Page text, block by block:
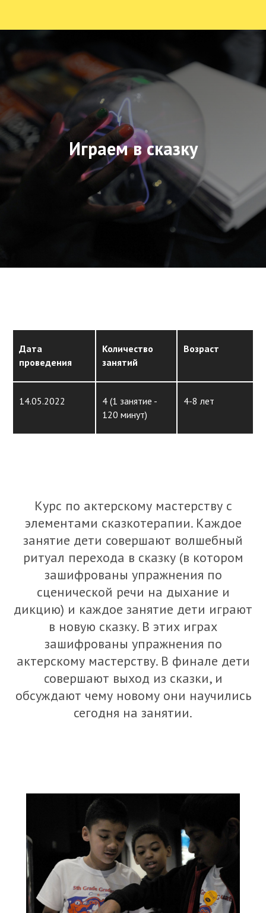
Играем в сказку
Дата
проведения
Количество
занятий
Возраст
14.05.2022
4 (1 занятие -
120 минут)
4-8 лет
Курс по актерскому мастерству с
элементами сказкотерапии. Каждое
занятие дети совершают волшебный
ритуал перехода в сказку (в котором
зашифрованы упражнения по
сценической речи на дыхание и
дикцию) и каждое занятие дети играют
в новую сказку. В этих играх
зашифрованы упражнения по
актерскому мастерству. В финале дети
совершают выход из сказки, и
обсуждают чему новому они научились
сегодня на занятии.